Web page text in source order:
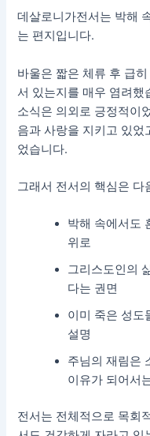
데살로니가전서는 박해
는 편지입니다.
바울은 짧은 체류 후 급
서 있는지를 매우 염려했
소식은 의외로 긍정적이
음과 사랑을 지키고 있었
었습니다.
그래서 전서의 핵심은 다
박해 속에서도
위로
그리스도인의
다는 권면
이미 죽은 성도
설명
주님의 재림은
이유가 되어서
전서는 전체적으로 목회